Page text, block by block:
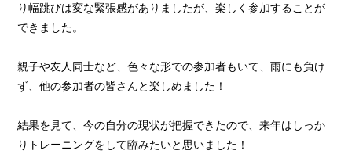
り幅跳びは変な緊張感がありましたが、楽しく参加することが
できました。
親子や友人同士など、色々な形での参加者もいて、雨にも負け
ず、他の参加者の皆さんと楽しめました！
結果を見て、今の自分の現状が把握できたので、来年はしっか
りトレーニングをして臨みたいと思いました！